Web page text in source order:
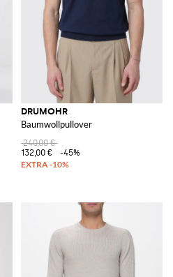
DRUMOHR
Baumwollpullover
240,00 €
132,00 €
-45%